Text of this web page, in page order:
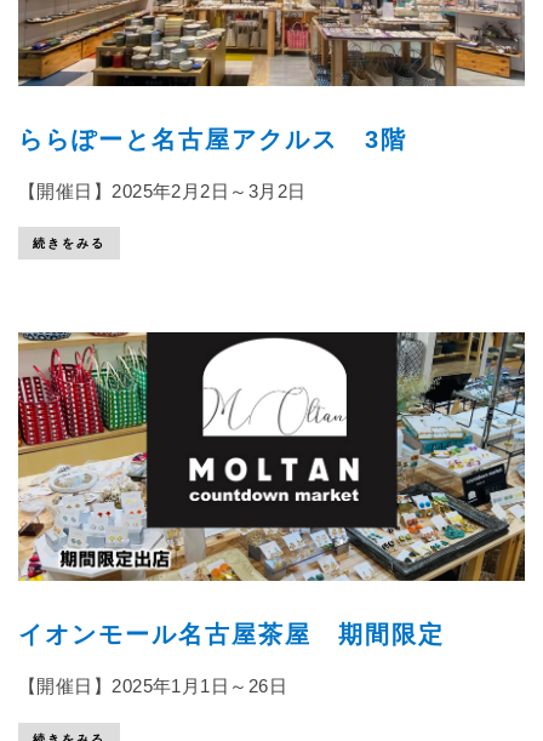
ららぽーと名古屋アクルス 3階
【開催日】2025年2月2日～3月2日
続きをみる
イオンモール名古屋茶屋 期間限定
【開催日】2025年1月1日～26日